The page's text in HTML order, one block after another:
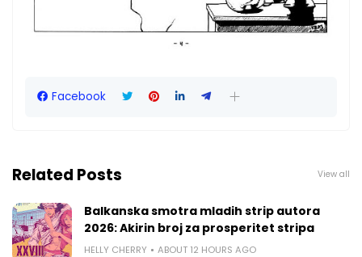
Facebook
Related Posts View all
Balkanska smotra mladih strip autora
2026: Akirin broj za prosperitet stripa
HELLY CHERRY ABOUT 12 HOURS AGO